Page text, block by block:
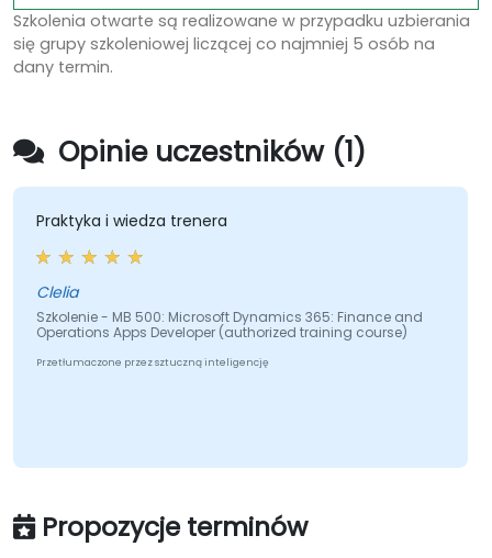
Szkolenia otwarte są realizowane w przypadku uzbierania
się grupy szkoleniowej liczącej co najmniej 5 osób na
dany termin.
Opinie uczestników (1)
Praktyka i wiedza trenera
Clelia
Szkolenie - MB 500: Microsoft Dynamics 365: Finance and
Operations Apps Developer (authorized training course)
Przetłumaczone przez sztuczną inteligencję
Propozycje terminów